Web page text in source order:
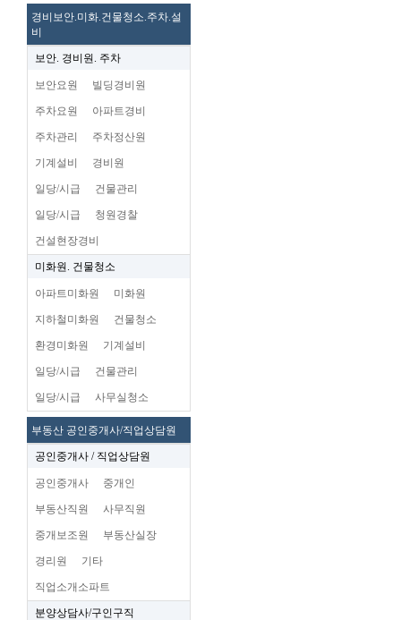
경비보안.미화.건물청소.주차.설
비
보안. 경비원. 주차
보안요원 빌딩경비원
주차요원 아파트경비
주차관리 주차정산원
기계설비 경비원
일당/시급 건물관리
일당/시급 청원경찰
건설현장경비
미화원. 건물청소
아파트미화원 미화원
지하철미화원 건물청소
환경미화원 기계설비
일당/시급 건물관리
일당/시급 사무실청소
부동산 공인중개사/직업상담원
공인중개사 / 직업상담원
공인중개사 중개인
부동산직원 사무직원
중개보조원 부동산실장
경리원 기타
직업소개소파트
분양상담사/구인구직